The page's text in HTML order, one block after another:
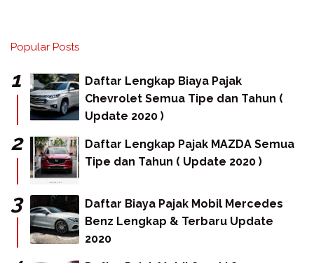
Popular Posts
Daftar Lengkap Biaya Pajak
Chevrolet Semua Tipe dan Tahun (
Update 2020 )
Daftar Lengkap Pajak MAZDA Semua
Tipe dan Tahun ( Update 2020 )
Daftar Biaya Pajak Mobil Mercedes
Benz Lengkap & Terbaru Update
2020